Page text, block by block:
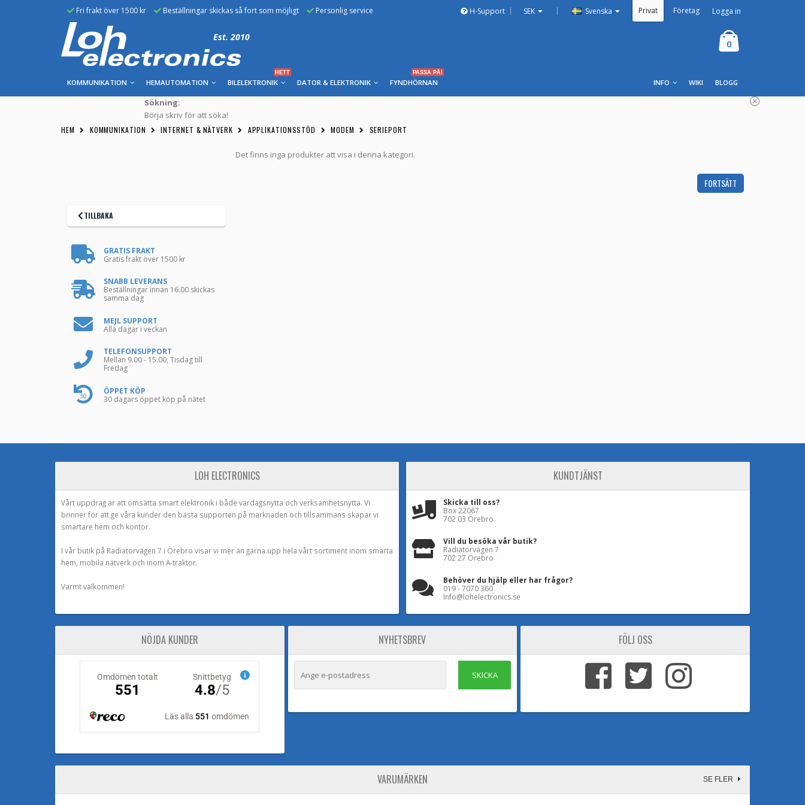
Fri frakt över 1500 kr Beställningar skickas så fort som möjligt Personlig service H-Support SEK | Svenska Privat Företag Logga in
Est. 2010
0
KOMMUNIKATION HEMAUTOMATION BILELEKTRONIK
HETT
DATOR & ELEKTRONIK FYNDHÖRNAN
PASSA PÅ!
BLOGG
WIKI
INFO
Sökning:
Börja skriv för att söka!
HEM KOMMUNIKATION INTERNET & NÄTVERK APPLIKATIONSSTÖD MODEM SERIEPORT
Det finns inga produkter att visa i denna kategori.
FORTSÄTT
TILLBAKA
GRATIS FRAKT
Gratis frakt över 1500 kr
SNABB LEVERANS
Beställningar innan 16.00 skickas
samma dag
MEJL SUPPORT
Alla dagar i veckan
TELEFONSUPPORT
Mellan 9.00 - 15.00, Tisdag till
Fredag
30
ÖPPET KÖP
30 dagars öppet köp på nätet
LOH ELECTRONICS
Vårt uppdrag är att omsätta smart elektronik i både vardagsnytta och verksamhetsnytta. Vi
brinner för att ge våra kunder den bästa supporten på marknaden och tillsammans skapar vi
smartare hem och kontor.
I vår butik på Radiatorvägen 7 i Örebro visar vi mer än gärna upp hela vårt sortiment inom smarta
hem, mobila nätverk och inom A-traktor.
Varmt välkommen!
KUNDTJÄNST
Skicka till oss?
Box 22067
702 03 Örebro
Vill du besöka vår butik?
Radiatorvägen 7
702 27 Örebro
Behöver du hjälp eller har frågor?
019 - 7070 360
Info@lohelectronics.se
NÖJDA KUNDER NYHETSBREV
SKICKA
FÖLJ OSS
VARUMÄRKEN SE FLER